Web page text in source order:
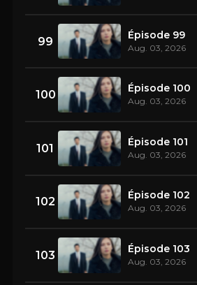
99 Épisode 99
Aug. 03, 2026
100 Épisode 100
Aug. 03, 2026
101 Épisode 101
Aug. 03, 2026
102 Épisode 102
Aug. 03, 2026
103 Épisode 103
Aug. 03, 2026